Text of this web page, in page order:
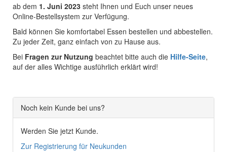
ab dem 1. Juni 2023 steht Ihnen und Euch unser neues
Online-Bestellsystem zur Verfügung.
Bald können Sie komfortabel Essen bestellen und abbestellen.
Zu jeder Zeit, ganz einfach von zu Hause aus.
Bei Fragen zur Nutzung beachtet bitte auch die Hilfe-Seite,
auf der alles Wichtige ausführlich erklärt wird!
Noch kein Kunde bei uns?
Werden Sie jetzt Kunde.
Zur Registrierung für Neukunden